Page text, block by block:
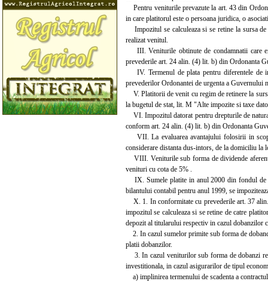
Pentru veniturile prevazute la art. 43 din
in care platitorul este o persoana juridica, o
Impozitul se calculeaza si se retine la sursa
realizat venitul.
III. Veniturile obtinute de condamnatii care
prevederile art. 24 alin. (4) lit. b) din Ordonanta
IV. Termenul de plata pentru diferentele de
prevederilor Ordonantei de urgenta a Guvernului
V. Platitorii de venit cu regim de retinere la
la bugetul de stat, lit. M "Alte impozite si taxe
VI. Impozitul datorat pentru drepturile de
conform art. 24 alin. (4) lit. b) din Ordonanta
VII. La evaluarea avantajului folosirii in
considerare distanta dus-intors, de la domiciliu la
VIII. Veniturile sub forma de dividende
venituri cu cota de 5% .
IX. Sumele platite in anul 2000 din fondul de
bilantului contabil pentru anul 1999, se
X. 1. In conformitate cu prevederile art. 37
impozitul se calculeaza si se retine de catre
depozit al titularului respectiv in cazul dobanzilor
2. In cazul sumelor primite sub forma de
platii dobanzilor.
3. In cazul veniturilor sub forma de dobanzi
investitionala, in cazul asigurarilor de tipul
a) implinirea termenului de scadenta a